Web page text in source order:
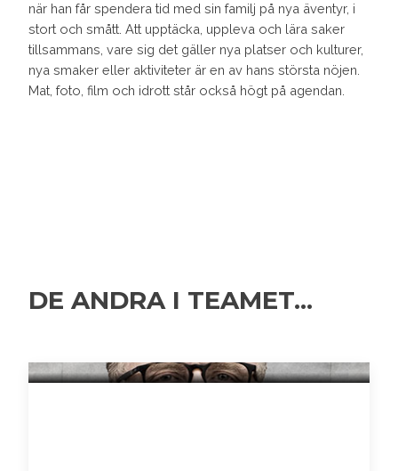
när han får spendera tid med sin familj på nya äventyr, i
stort och smått. Att upptäcka, uppleva och lära saker
tillsammans, vare sig det gäller nya platser och kulturer,
nya smaker eller aktiviteter är en av hans största nöjen.
Mat, foto, film och idrott står också högt på agendan.
DE ANDRA I TEAMET...
TJOLLE STRÖM